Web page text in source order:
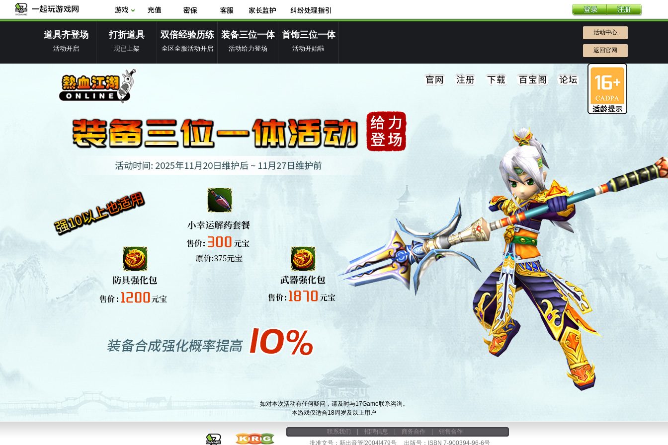
道具齐登场
活动开启
打折道具
现已上架
双倍经验历练
全区全服活动开启
装备三位一体
活动给力登场
首饰三位一体
活动开始啦
活动中心
返回官网
如对本次活动有任何疑问，请及时与17Game联系咨询。
本游戏仅适合18周岁及以上用户
联系我们 招聘信息 商务合作
销售合作
批准文号：新出音管[2004]479号 出版号：ISBN 7-900394-96-6号